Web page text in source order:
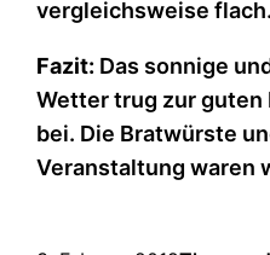
vergleichsweise flach.
Fazit: Das sonnige
Wetter trug zur guten
bei. Die Bratwürste
Veranstaltung waren